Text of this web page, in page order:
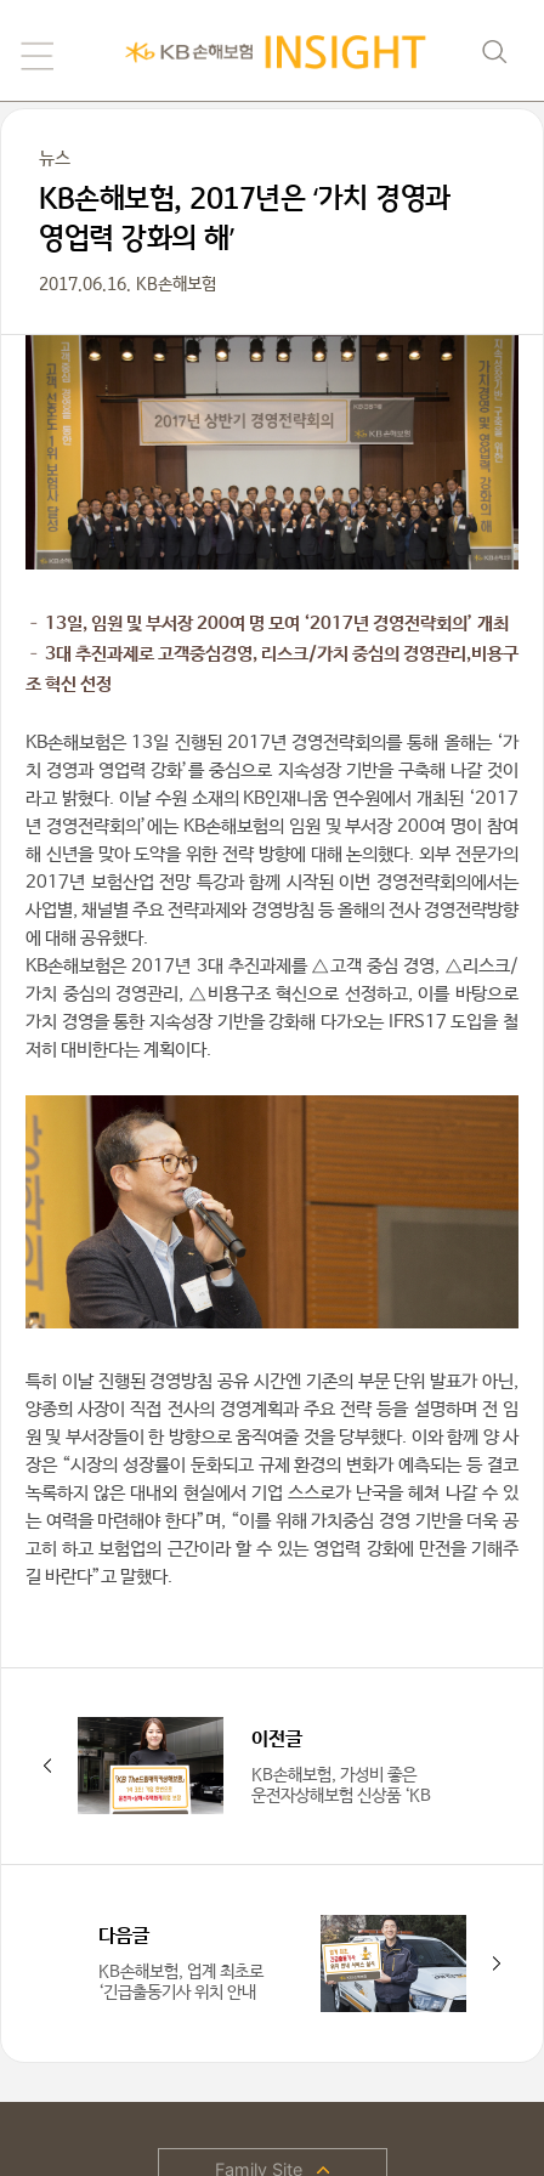
뉴스
KB손해보험, 2017년은 ‘가치 경영과
영업력 강화의 해’
2017.06.16. KB손해보험
– 13일, 임원 및 부서장 200여 명 모여 ‘2017년 경영전략회의’ 개최
– 3대 추진과제로 고객중심경영, 리스크/가치 중심의 경영관리,비용구
조 혁신 선정
KB손해보험은 13일 진행된 2017년 경영전략회의를 통해 올해는 ‘가
치 경영과 영업력 강화’를 중심으로 지속성장 기반을 구축해 나갈 것이
라고 밝혔다. 이날 수원 소재의 KB인재니움 연수원에서 개최된 ‘2017
년 경영전략회의’에는 KB손해보험의 임원 및 부서장 200여 명이 참여
해 신년을 맞아 도약을 위한 전략 방향에 대해 논의했다. 외부 전문가의
2017년 보험산업 전망 특강과 함께 시작된 이번 경영전략회의에서는
사업별, 채널별 주요 전략과제와 경영방침 등 올해의 전사 경영전략방향
에 대해 공유했다.
KB손해보험은 2017년 3대 추진과제를 △고객 중심 경영, △리스크/
가치 중심의 경영관리, △비용구조 혁신으로 선정하고, 이를 바탕으로
가치 경영을 통한 지속성장 기반을 강화해 다가오는 IFRS17 도입을 철
저히 대비한다는 계획이다.
특히 이날 진행된 경영방침 공유 시간엔 기존의 부문 단위 발표가 아닌,
양종희 사장이 직접 전사의 경영계획과 주요 전략 등을 설명하며 전 임
원 및 부서장들이 한 방향으로 움직여줄 것을 당부했다. 이와 함께 양 사
장은 “시장의 성장률이 둔화되고 규제 환경의 변화가 예측되는 등 결코
녹록하지 않은 대내외 현실에서 기업 스스로가 난국을 헤쳐 나갈 수 있
는 여력을 마련해야 한다”며, “이를 위해 가치중심 경영 기반을 더욱 공
고히 하고 보험업의 근간이라 할 수 있는 영업력 강화에 만전을 기해주
길 바란다”고 말했다.
이전글
KB손해보험, 가성비 좋은
운전자상해보험 신상품 ‘KB
다음글
KB손해보험, 업계 최초로
‘긴급출동기사 위치 안내
Family Site